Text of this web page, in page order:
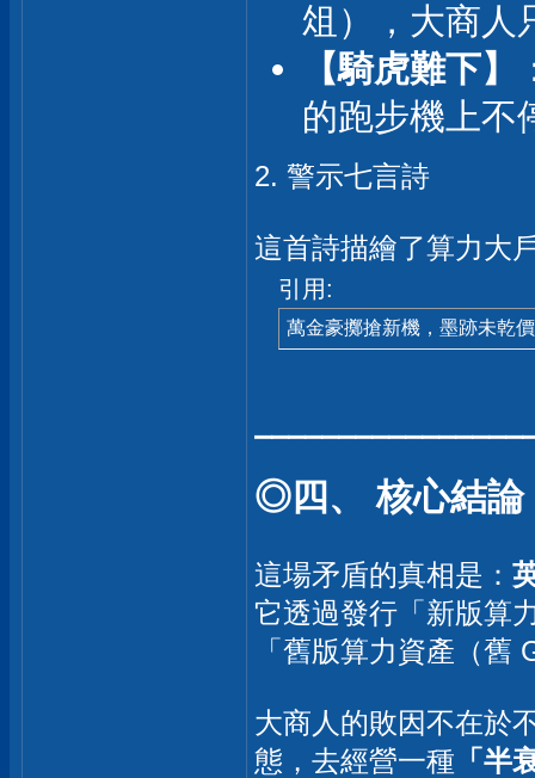
俎），大商人
【騎虎難下】
的跑步機上不
2. 警示七言詩
這首詩描繪了算力大
引用:
萬金豪擲搶新機，墨跡未乾
◎四、 核心結論
這場矛盾的真相是：
它透過發行「新版算
「舊版算力資產（舊
大商人的敗因不在於
態，去經營一種 「半